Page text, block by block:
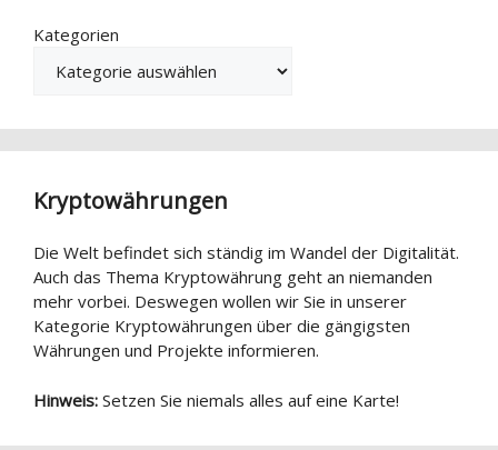
Kategorien
Kryptowährungen
Die Welt befindet sich ständig im Wandel der Digitalität.
Auch das Thema Kryptowährung geht an niemanden
mehr vorbei. Deswegen wollen wir Sie in unserer
Kategorie Kryptowährungen über die gängigsten
Währungen und Projekte informieren.
Hinweis: Setzen Sie niemals alles auf eine Karte!